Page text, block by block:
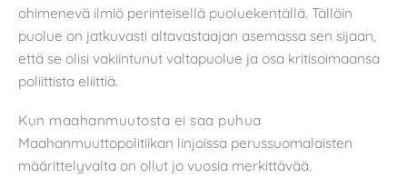
ohimenevä ilmiö perinteisellä puoluekentällä. Tällöin
puolue on jatkuvasti altavastaajan asemassa sen sijaan,
että se olisi vakiintunut valtapuolue ja osa kritisoimaansa
poliittista eliittiä.
Kun maahanmuutosta ei saa puhua
Maahanmuuttopolitiikan linjoissa perussuomalaisten
määrittelyvalta on ollut jo vuosia merkittävää.